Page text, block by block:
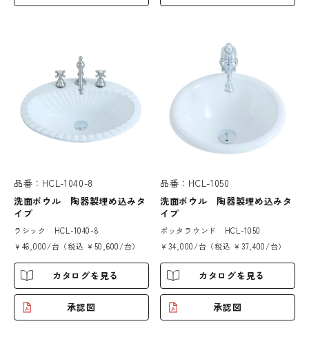
品番：HCL-1040-8
洗面ボウル 陶器製埋め込みタ
イプ
ラシック HCL-1040-8
￥46,000/台（税込 ￥50,600/台）
カタログを見る
承認図
品番：HCL-1050
洗面ボウル 陶器製埋め込みタ
イプ
ポッタラウンド HCL-1050
￥34,000/台（税込 ￥37,400/台）
カタログを見る
承認図